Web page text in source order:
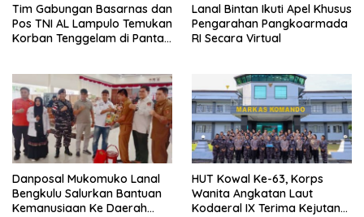
Tim Gabungan Basarnas dan
Pos TNI AL Lampulo Temukan
Korban Tenggelam di Pantai
Lanal Bintan Ikuti Apel Khusus
Pengarahan Pangkoarmada
RI Secara Virtual
Danposal Mukomuko Lanal
Bengkulu Salurkan Bantuan
Kemanusiaan Ke Daerah
HUT Kowal Ke-63, Korps
Wanita Angkatan Laut
Kodaeral IX Terima Kejutan